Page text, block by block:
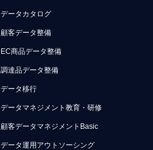
データカタログ
顧客データ整備
EC商品データ整備
調達品データ整備
データ移行
データマネジメント教育・研修
顧客データマネジメントBasic
データ運用アウトソーシング